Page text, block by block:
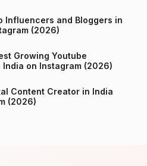
Influencers and Bloggers in
(2026)
Growing Youtube
Channels in India on Instagram (2026)
Content Creator in India
(2026)